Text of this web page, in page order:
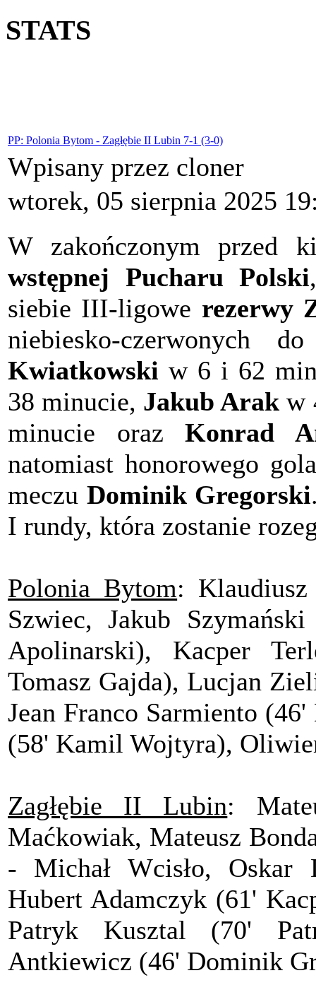
STATS
PP: Polonia Bytom - Zagłębie II Lubin 7-1 (3-0)
Wpisany przez cloner
wtorek, 05 sierpnia 2025
W zakończonym przed
wstępnej Pucharu Polski
siebie III-ligowe rezerwy
niebiesko-
Kwiatkowski w 6 i 62
38 minucie, Jakub Arak w
minucie orazKonrad
natomiast honorowego
meczu Dominik Gregorski
I rundy, która zostanie
Polonia Bytom:
Szwiec, Jakub
Apolinarski), Kacper
Tomasz Gajda), Lucjan
Jean Franco Sarmiento
(58' Kamil Wojtyra),
Zagłębie II Lubin:
Maćkowiak, Mateusz
- Michał Wcisło, Oskar
Hubert Adamczyk (61'
Patryk Kusztal (70'
Antkiewicz (46' Dominik